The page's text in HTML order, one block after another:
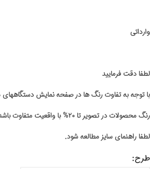
وارداتی
لطفا دقت فرمایید
با توجه به تفاوت رنگ ها در صفحه نمایش
رنگ محصولات در تصویر تا ۲۰% با واقعیت متفاوت باشد
لطفا راهنمای سایز مطالعه شود.
طرح